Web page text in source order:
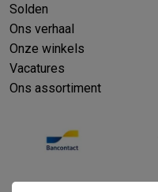
Solden
Ons verhaal
Onze winkels
Vacatures
Ons assortiment